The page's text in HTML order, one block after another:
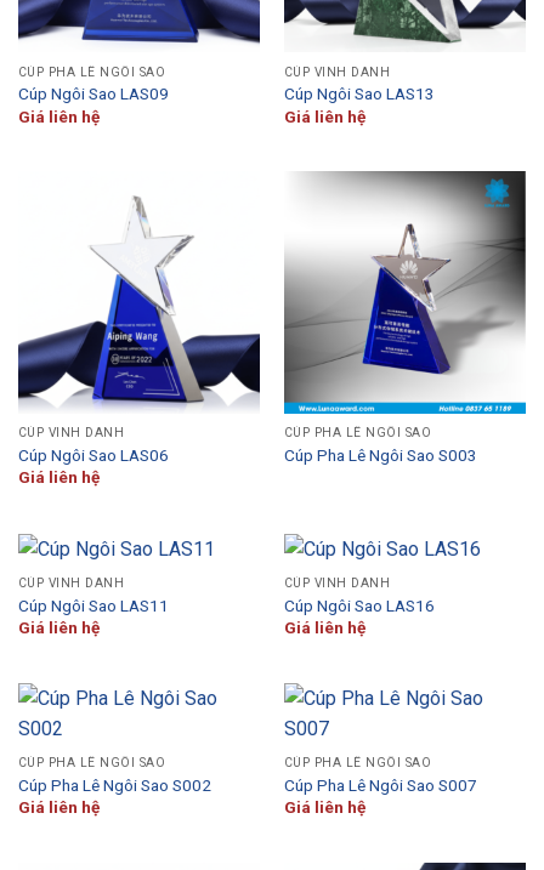
CÚP PHA LÊ NGÔI SAO
Cúp Ngôi Sao LAS09
Giá liên hệ
CÚP VINH DANH
Cúp Ngôi Sao LAS13
Giá liên hệ
CÚP VINH DANH
Cúp Ngôi Sao LAS06
Giá liên hệ
CÚP PHA LÊ NGÔI SAO
Cúp Pha Lê Ngôi Sao S003
CÚP VINH DANH
Cúp Ngôi Sao LAS11
Giá liên hệ
CÚP VINH DANH
Cúp Ngôi Sao LAS16
Giá liên hệ
CÚP PHA LÊ NGÔI SAO
Cúp Pha Lê Ngôi Sao S002
Giá liên hệ
CÚP PHA LÊ NGÔI SAO
Cúp Pha Lê Ngôi Sao S007
Giá liên hệ